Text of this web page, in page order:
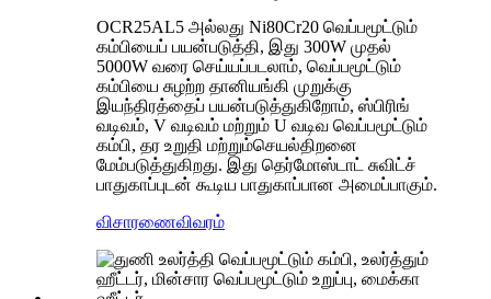
OCR25AL5 அல்லது Ni80Cr20 வெப்பமூட்டும்
கம்பியைப் பயன்படுத்தி, இது 300W முதல்
5000W வரை செய்யப்படலாம், வெப்பமூட்டும்
கம்பியை சுழற்ற தானியங்கி முறுக்கு
இயந்திரத்தைப் பயன்படுத்துகிறோம், ஸ்பிரிங்
வடிவம், V வடிவம் மற்றும் U வடிவ வெப்பமூட்டும்
கம்பி, தர உறுதி மற்றும்செயல்திறனை
மேம்படுத்துகிறது. இது தெர்மோஸ்டாட் சுவிட்ச்
பாதுகாப்புடன் கூடிய பாதுகாப்பான அமைப்பாகும்.
விசாரணைவிவரம்